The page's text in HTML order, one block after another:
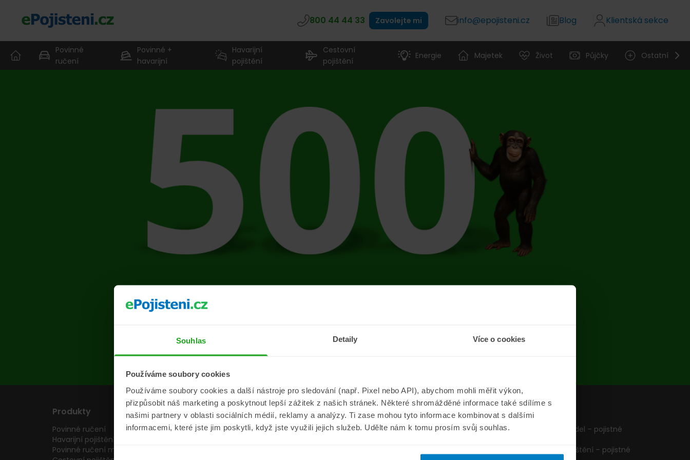
Souhlas Detaily Více o cookies
Používáme soubory cookies
Používáme soubory cookies a další nástroje pro sledování (např. Pixel nebo API), abychom mohli měřit výkon,
přizpůsobit náš marketing a poskytnout lepší zážitek z našich stránek. Některé shromážděné informace také sdílíme s
našimi partnery v oblasti sociálních médií, reklamy a analýzy. Ti zase mohou tyto informace kombinovat s dalšími
informacemi, které jste jim poskytli, když jste využili jejich služeb. Udělte nám k tomu prosím svůj souhlas.
800 44 44 33 Zavolejte mi info@epojisteni.cz Blog Klientská sekce
Povinné
ručení
Povinné +
havarijní
Havarijní
pojištění
Cestovní
pojištění
Energie Majetek Život Půjčky Ostatní
Na stránce se vyskytla chyba
Přejít na úvodní stránku
Produkty
Povinné ručení
Havarijní pojištění
Povinné ručení motocyklu
Pojišťovny
Pojišťovny
Informace
Aktuality
ePojisteni.cz
O nás
Formuláře
Pojištění vozidel – pojistné
Cestovní pojištění – pojistné